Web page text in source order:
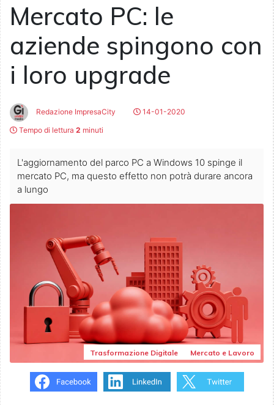
Mercato PC: le
aziende spingono con
i loro upgrade
Redazione ImpresaCity
14-01-2020
Tempo di lettura 2 minuti
L'aggiornamento del parco PC a Windows 10 spinge il
mercato PC, ma questo effetto non potrà durare ancora
a lungo
Trasformazione Digitale Mercato e Lavoro